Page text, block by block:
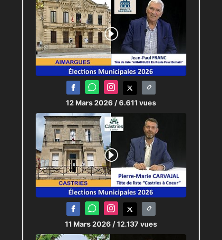
12 Mars 2026 / 6.611 vues
11 Mars 2026 / 12.137 vues